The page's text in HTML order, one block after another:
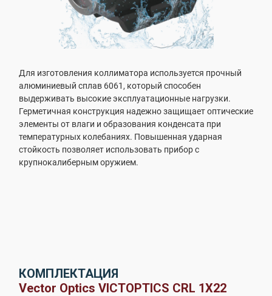
Для изготовления коллиматора используется прочный
алюминиевый сплав 6061, который способен
выдерживать высокие эксплуатационные нагрузки.
Герметичная конструкция надежно защищает оптические
элементы от влаги и образования конденсата при
температурных колебаниях. Повышенная ударная
стойкость позволяет использовать прибор с
крупнокалиберным оружием.
КОМПЛЕКТАЦИЯ
Vector Optics VICTOPTICS CRL 1X22